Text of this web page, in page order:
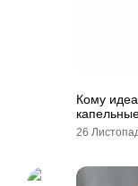
Кому
26